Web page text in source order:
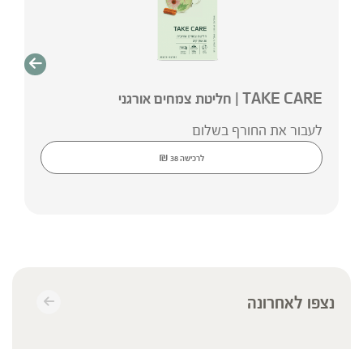
TAKE CARE | חליטת צמחים אורגני
לעבור את החורף בשלום
לרכישה ₪ 38
נצפו לאחרונה